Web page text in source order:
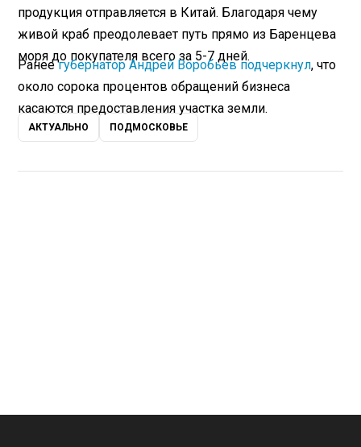
продукция отправляется в Китай. Благодаря чему
живой краб преодолевает путь прямо из Баренцева
моря до покупателя всего за 5-7 дней.
Ранеегубернатор Андрей Воробьев подчеркнул, что
около сорока процентов обращений бизнеса
касаются предоставления участка земли.
АКТУАЛЬНО ПОДМОСКОВЬЕ